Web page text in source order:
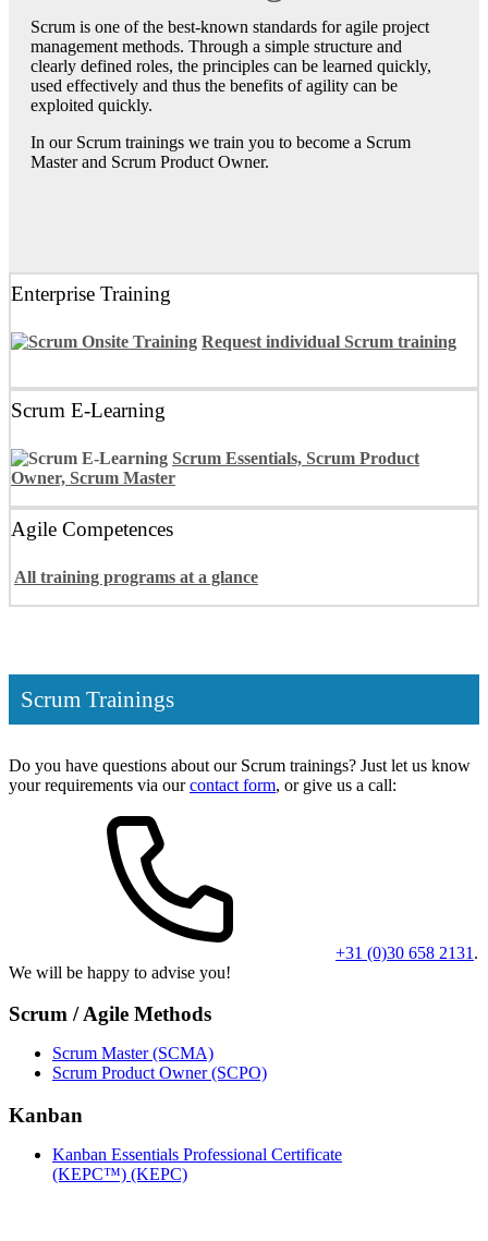
Scrum is one of the best-known standards for agile project
management methods. Through a simple structure and
clearly defined roles, the principles can be learned quickly,
used effectively and thus the benefits of agility can be
exploited quickly.
In our Scrum trainings we train you to become a Scrum
Master and Scrum Product Owner.
Enterprise Training
Request individual Scrum training
Scrum E-Learning
Scrum Essentials, Scrum Product
Owner, Scrum Master
Agile Competences
All training programs at a glance
Scrum Trainings
Do you have questions about our Scrum trainings? Just let us know
your requirements via ourcontact form, or give us a call:
+31 (0)30 658 2131 .
We will be happy to advise you!
Scrum / Agile Methods
Scrum Master(SCMA)
Scrum Product Owner(SCPO)
Kanban
Kanban Essentials Professional Certificate
(KEPC™) (KEPC)